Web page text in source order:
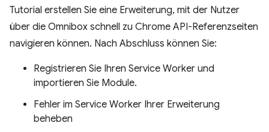
Tutorial erstellen Sie eine Erweiterung, mit der Nutzer
über die Omnibox schnell zu Chrome API-Referenzseiten
navigieren können. Nach Abschluss können Sie:
Registrieren Sie Ihren Service Worker und
importieren Sie Module.
Fehler im Service Worker Ihrer Erweiterung
beheben